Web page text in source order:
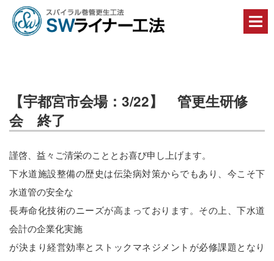
丈
夫
で・
で・
ス
ト
減
に
貢
す
る
Ｓ
Ｗ
イ
【宇都宮市会場：3/22】 管更生研修
会 終了
謹啓、益々ご清栄のこととお喜び申し上げます。
下水道施設整備の歴史は伝染病対策からでもあり、今こそ下
水道管の安全な
長寿命化技術のニーズが高まっております。その上、下水道
会計の企業化実施
が決まり経営効率とストックマネジメントが必修課題となり